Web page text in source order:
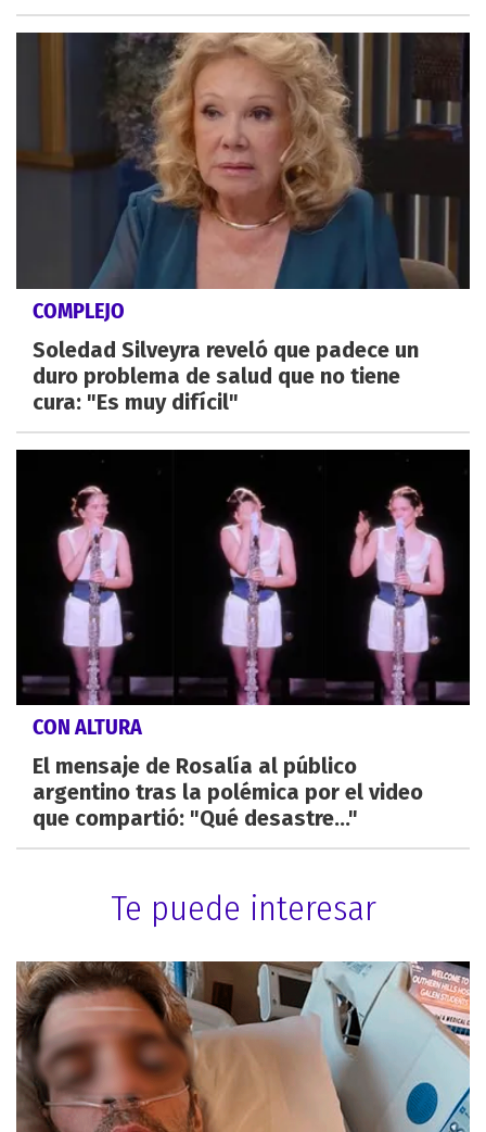
COMPLEJO
Soledad Silveyra reveló que padece un
duro problema de salud que no tiene
cura: "Es muy difícil"
CON ALTURA
El mensaje de Rosalía al público
argentino tras la polémica por el video
que compartió: "Qué desastre..."
Te puede interesar